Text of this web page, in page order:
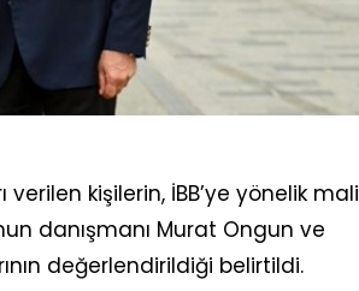
verilen kişilerin, İBB’ye yönelik mali
danışmanı Murat Ongun ve
değerlendirildiği belirtildi.